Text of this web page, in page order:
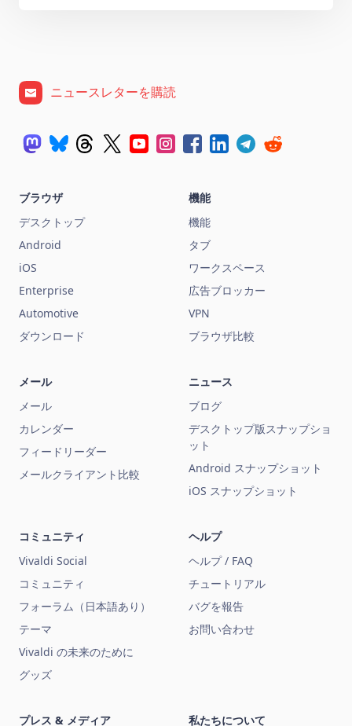
ニュースレターを購読
ブラウザ
デスクトップ
Android
iOS
Enterprise
Automotive
ダウンロード
機能
機能
タブ
ワークスペース
広告ブロッカー
VPN
ブラウザ比較
メール
メール
カレンダー
フィードリーダー
メールクライアント比較
ニュース
ブログ
デスクトップ版スナップショ
ット
Android スナップショット
iOS スナップショット
コミュニティ
Vivaldi Social
コミュニティ
フォーラム（日本語あり）
テーマ
Vivaldi の未来のために
グッズ
ヘルプ
ヘルプ / FAQ
チュートリアル
バグを報告
お問い合わせ
プレス & メディア 私たちについて